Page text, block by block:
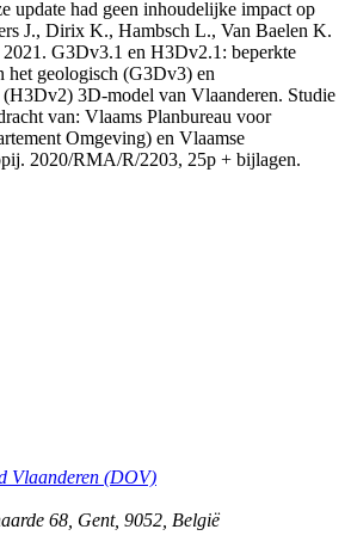
update had geen inhoudelijke impact op
J., Dirix K., Hambsch L., Van Baelen K.
G3Dv3.1 en H3Dv2.1: beperkte
het geologisch (G3Dv3) en
3D-model van Vlaanderen. Studie
van: Vlaams Planbureau voor
Omgeving) en Vlaamse
2020/RMA/R/2203, 25p + bijlagen.
Vlaanderen (DOV)
68, Gent, 9052, België